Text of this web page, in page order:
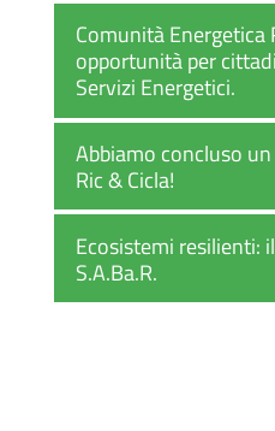
Comunità Energetica
opportunità per
Servizi Energetici.
Abbiamo concluso
Ric & Cicla!
Ecosistemi resilienti:
S.A.Ba.R.